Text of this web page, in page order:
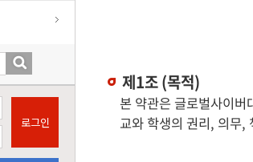
로그인
제1조 (목적)
본 약관은 글로벌사이
교와 학생의 권리, 의무,